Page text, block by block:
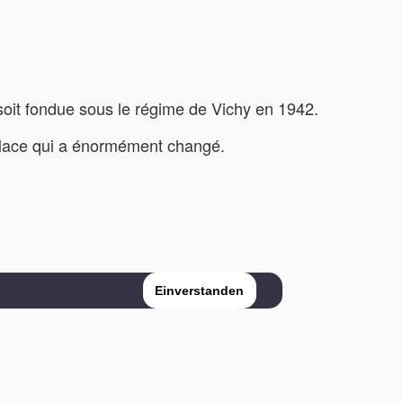
Einverstanden
fondue sous le régime de Vichy en 1942.
qui a énormément changé.